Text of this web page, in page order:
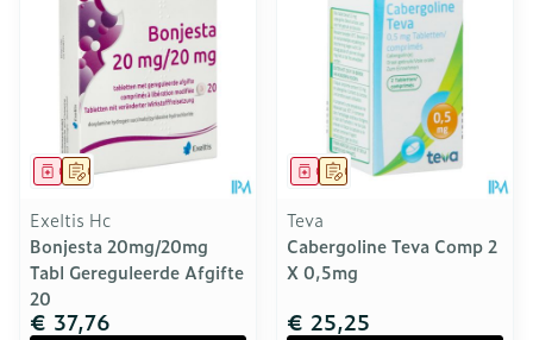
Op voorschrift
Geneesmiddel
Exeltis Hc
Bonjesta 20mg/20mg
Tabl Gereguleerde Afgifte
20
€ 37,76
Op voorschrift
Geneesmiddel
Teva
Cabergoline Teva Comp 2
X 0,5mg
€ 25,25